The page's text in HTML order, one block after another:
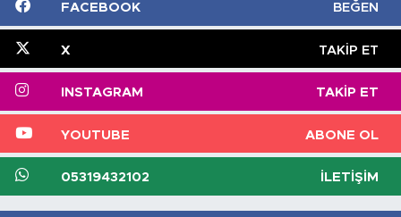
FACEBOOK BEĞEN
X TAKIP ET
INSTAGRAM TAKIP ET
YOUTUBE ABONE OL
05319432102 İLETIŞIM